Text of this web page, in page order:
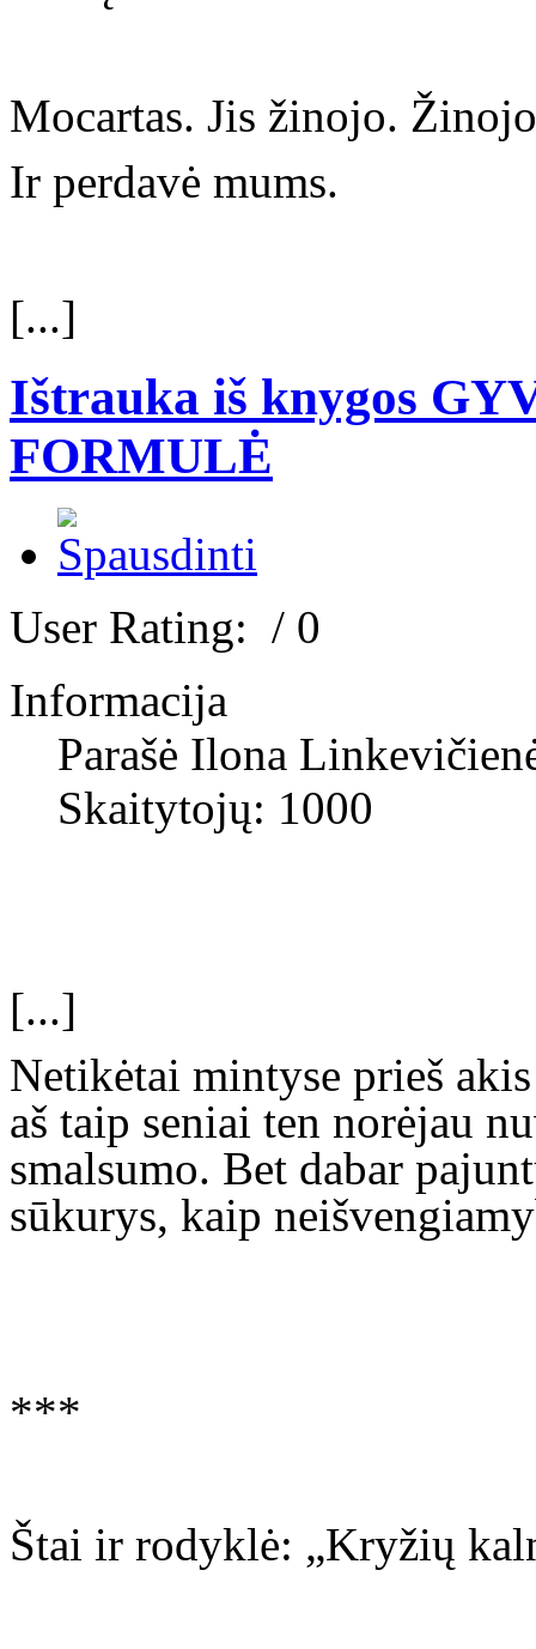
Mocartas. Jis žinojo.
Ir perdavė mums.
[...]
Ištrauka iš knygos
FORMULĖ
User Rating: / 0
Informacija
Parašė Ilona
Skaitytojų: 1000
[...]
Netikėtai mintyse prieš
aš taip seniai ten norėjau
smalsumo. Bet dabar
sūkurys, kaip
***
Štai ir rodyklė: „Kryžių